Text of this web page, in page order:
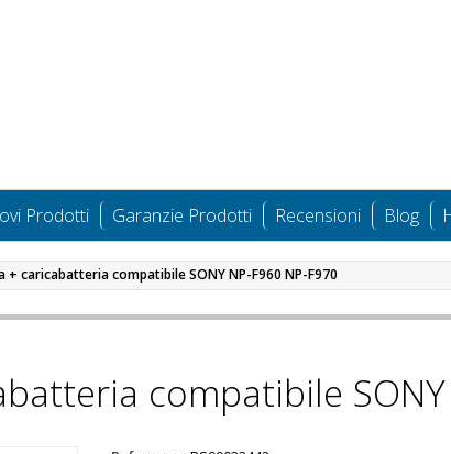
Prodotti Garanzie Prodotti Recensioni Blog
caricabatteria compatibile SONY NP-F960 NP-F970
compatibile SONY